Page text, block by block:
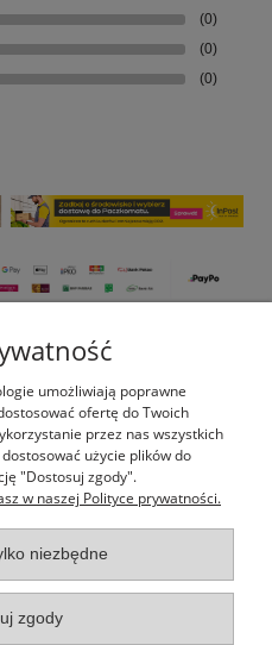
(0)
(0)
(0)
i dostawa
umożliwiają poprawne
ofertę do Twoich
przez nas wszystkich
użycie plików do
"Dostosuj zgody".
w naszej Polityce prywatności.
niezbędne
zgody